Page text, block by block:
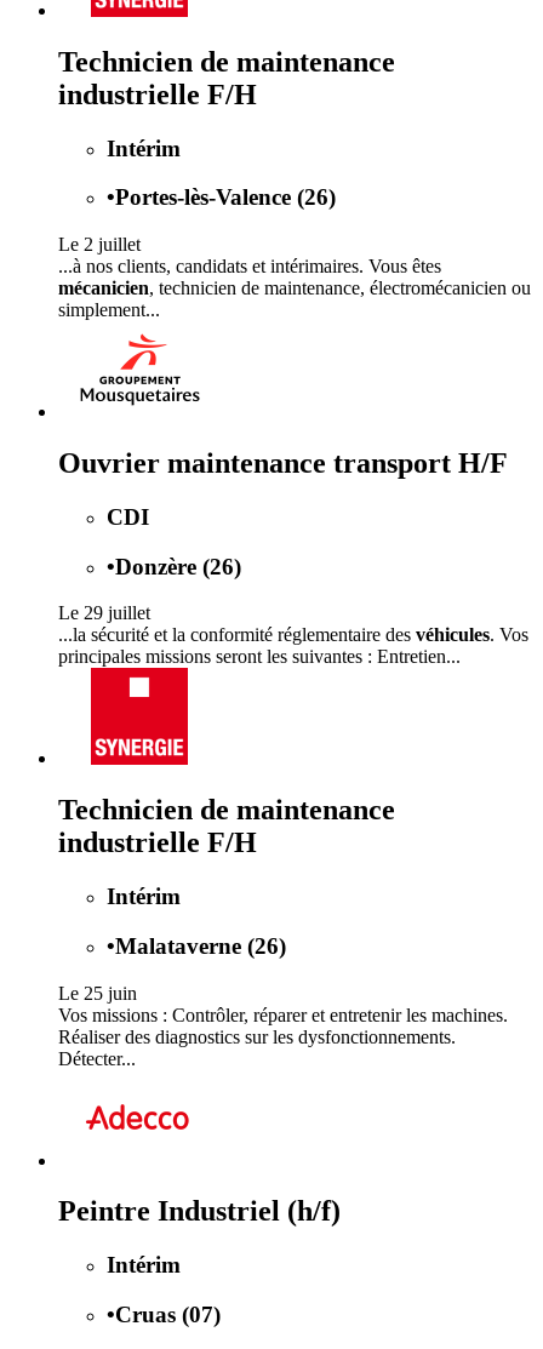
Technicien de maintenance
industrielle F/H
Intérim
•Portes-lès-Valence (26)
Le 2 juillet
...à nos clients, candidats et intérimaires. Vous êtes
mécanicien, technicien de maintenance, électromécanicien ou
simplement...
Ouvrier maintenance transport H/F
CDI
•Donzère (26)
Le 29 juillet
...la sécurité et la conformité réglementaire des véhicules. Vos
principales missions seront les suivantes : Entretien...
Technicien de maintenance
industrielle F/H
Intérim
•Malataverne (26)
Le 25 juin
Vos missions : Contrôler, réparer et entretenir les machines.
Réaliser des diagnostics sur les dysfonctionnements.
Détecter...
Peintre Industriel (h/f)
Intérim
•Cruas (07)